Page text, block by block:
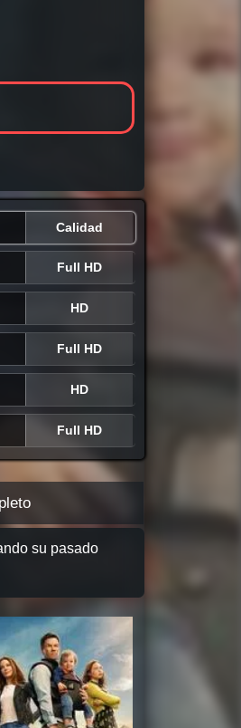
Calidad
Full HD
HD
Full HD
HD
Full HD
su pasado